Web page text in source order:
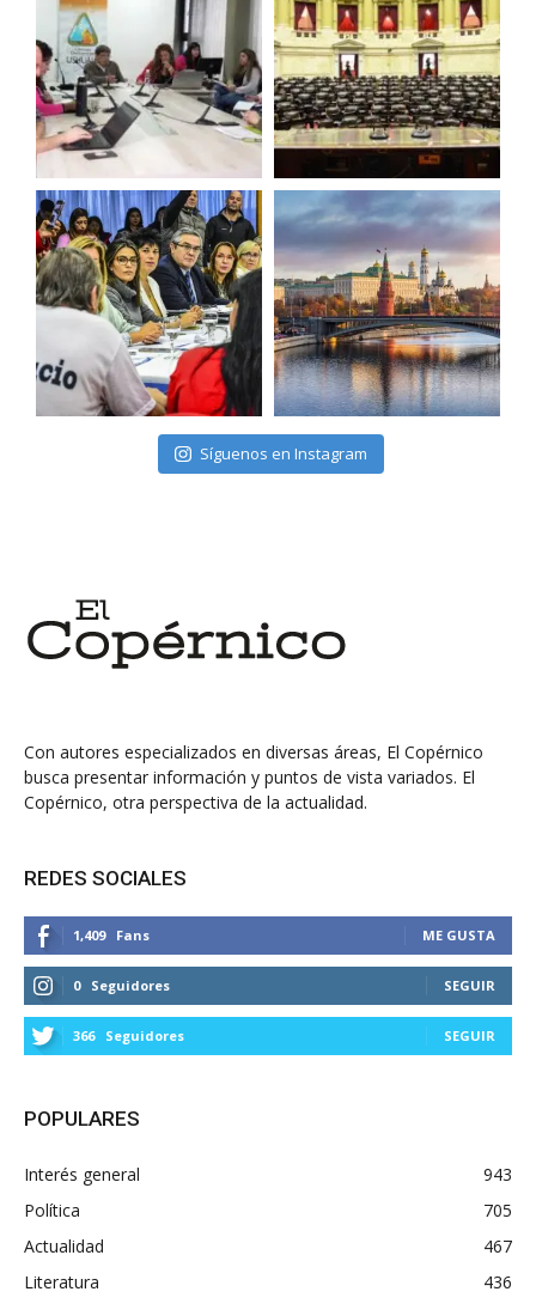
Síguenos en Instagram
Con autores especializados en diversas áreas, El Copérnico
busca presentar información y puntos de vista variados. El
Copérnico, otra perspectiva de la actualidad.
REDES SOCIALES
1,409 Fans ME GUSTA
0 Seguidores SEGUIR
366 Seguidores SEGUIR
POPULARES
Interés general
943
Política
705
Actualidad
467
Literatura
436